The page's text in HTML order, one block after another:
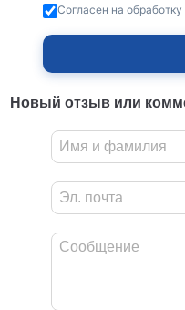
Согласен на
Новый отзыв или